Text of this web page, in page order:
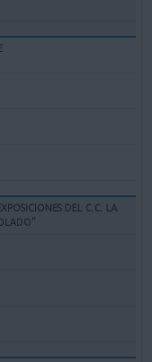
DEL C.C. LA